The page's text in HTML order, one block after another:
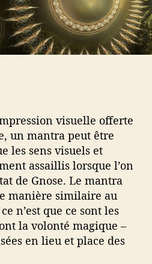
t
i
c
l
e
visuelle offerte
un mantra peut être
les sens visuels et
assaillis lorsque l’on
de Gnose. Le mantra
manière similaire au
n’est que ce sont les
la volonté magique –
en lieu et place des